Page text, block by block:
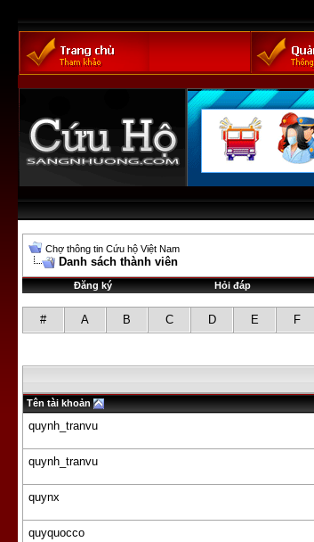
Chợ thông tin Cứu hộ Việt Nam
Danh sách thành viên
Đăng ký Hỏi đáp
# A B C D E F
Tên tài khoản
quynh_tranvu
quynh_tranvu
quynx
quyquocco